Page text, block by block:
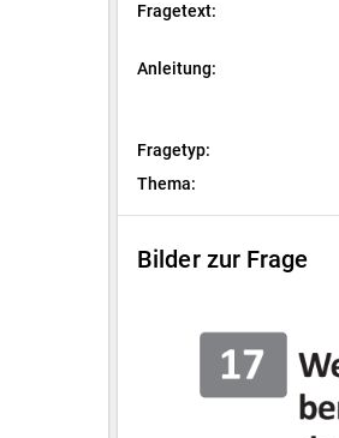
Fragetext:
Anleitung:
Fragetyp:
Thema:
Bilder zur Frage